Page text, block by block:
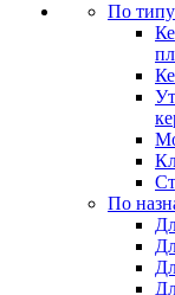
По типу
По